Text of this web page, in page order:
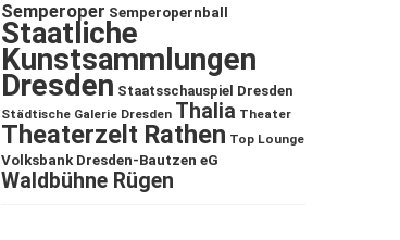
Semperoper Semperopernball
Staatliche
Kunstsammlungen
Dresden Staatsschauspiel Dresden
Städtische Galerie Dresden Thalia Theater
Theaterzelt Rathen Top Lounge
Volksbank Dresden-Bautzen eG
Waldbühne Rügen